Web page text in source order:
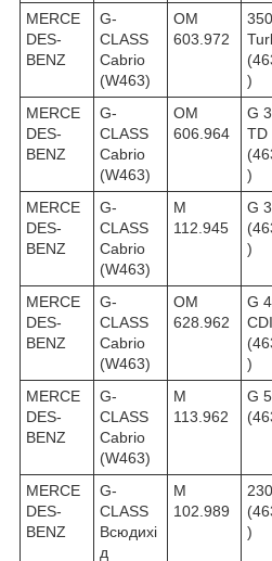
MERCE
DES-
BENZ
G-
CLASS
Cabrio
(W463)
OM
603.972
)
MERCE
DES-
BENZ
G-
CLASS
Cabrio
(W463)
OM
606.964
G
TD
)
MERCE
DES-
BENZ
G-
CLASS
Cabrio
(W463)
M
112.945
G
)
MERCE
DES-
BENZ
G-
CLASS
Cabrio
(W463)
OM
628.962
G
CDI
)
MERCE
DES-
BENZ
G-
CLASS
Cabrio
(W463)
M
113.962
G
MERCE
DES-
BENZ
G-
CLASS
Всюдихі
д
M
102.989
)